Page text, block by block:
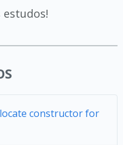
constructor for